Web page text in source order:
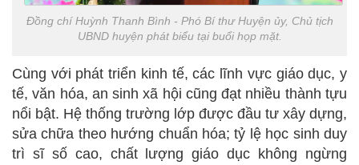
Đồng chí Huỳnh Thanh Bình - Phó Bí thư Huyện ủy, Chủ tịch
UBND huyện phát biểu tại buổi họp mặt.
Cùng với phát triển kinh tế, các lĩnh vực giáo dục, y
tế, văn hóa, an sinh xã hội cũng đạt nhiều thành tựu
nổi bật. Hệ thống trường lớp được đầu tư xây dựng,
sửa chữa theo hướng chuẩn hóa; tỷ lệ học sinh duy
trì sĩ số cao, chất lượng giáo dục không ngừng